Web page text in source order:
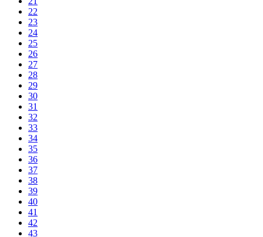
22
23
24
25
26
27
28
29
30
31
32
33
34
35
36
37
38
39
40
41
42
43